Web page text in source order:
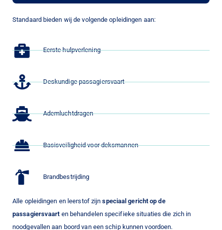
Standaard bieden wij de volgende opleidingen aan:
Eerste hulpverlening
Deskundige passagiersvaart
Ademluchtdragen
Basisveiligheid voor deksmannen
Brandbestrijding
Alle opleidingen en leerstof zijnspeciaal gericht op de
passagiersvaart en behandelen specifieke situaties die zich in
noodgevallen aan boord van een schip kunnen voordoen.